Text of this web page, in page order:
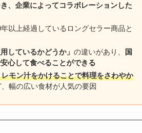
、企業によってコラボレーションした
以上経過しているロングセラー商品と
しているかどうか」 の違いがあり、
国
心して食べることができる
モン汁をかけることで料理をさわやか
、幅の広い食材が人気の要因